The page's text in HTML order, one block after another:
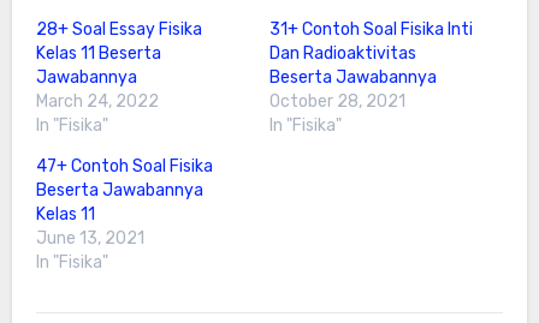
28+ Soal Essay Fisika
Kelas 11 Beserta
Jawabannya
March 24, 2022
In "Fisika"
31+ Contoh Soal Fisika Inti
Dan Radioaktivitas
Beserta Jawabannya
October 28, 2021
In "Fisika"
47+ Contoh Soal Fisika
Beserta Jawabannya
Kelas 11
June 13, 2021
In "Fisika"